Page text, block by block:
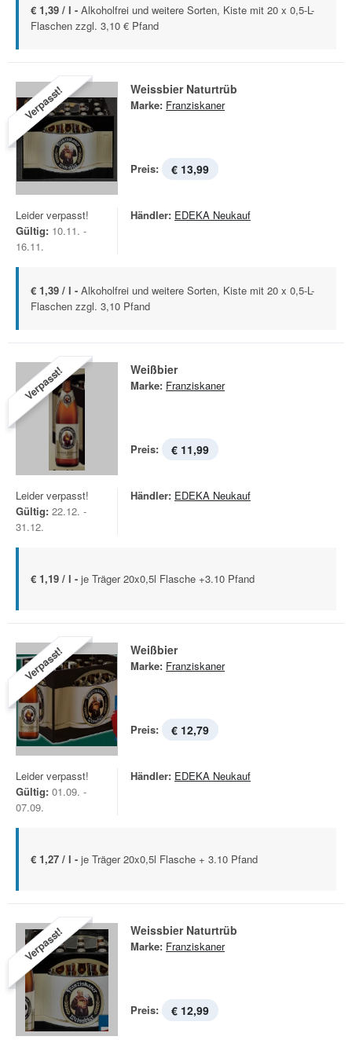
€ 1,39 / l - Alkoholfrei und weitere Sorten, Kiste mit 20 x 0,5-L-
Flaschen zzgl. 3,10 € Pfand
Verpasst! Weissbier Naturtrüb
Marke: Franziskaner
Preis: € 13,99
Leider verpasst!
Gültig: 10.11. -
16.11.
Händler: EDEKA Neukauf
€ 1,39 / l - Alkoholfrei und weitere Sorten, Kiste mit 20 x 0,5-L-
Flaschen zzgl. 3,10 Pfand
Verpasst! Weißbier
Marke: Franziskaner
Preis: € 11,99
Leider verpasst!
Gültig: 22.12. -
31.12.
Händler: EDEKA Neukauf
€ 1,19 / l - je Träger 20x0,5l Flasche +3.10 Pfand
Verpasst! Weißbier
Marke: Franziskaner
Preis: € 12,79
Leider verpasst!
Gültig: 01.09. -
07.09.
Händler: EDEKA Neukauf
€ 1,27 / l - je Träger 20x0,5l Flasche + 3.10 Pfand
Verpasst! Weissbier Naturtrüb
Marke: Franziskaner
Preis: € 12,99